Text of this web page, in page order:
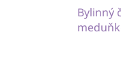
Bylinný